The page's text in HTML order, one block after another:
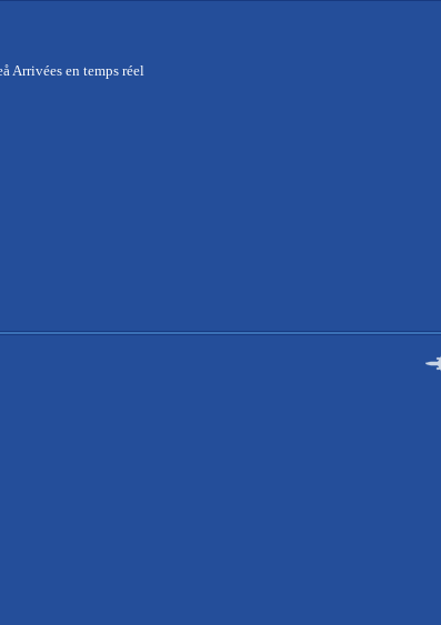
Arrivées en temps réel